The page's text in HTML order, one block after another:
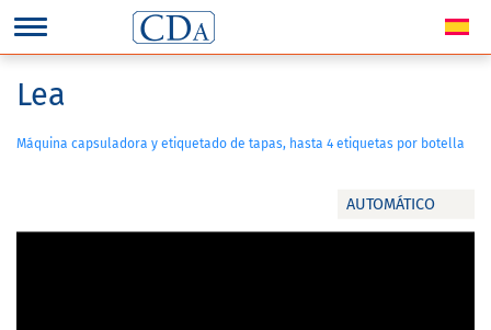
AUTOMÁTICO
Lea
Máquina capsuladora y etiquetado de tapas, hasta 4 etiquetas por botella